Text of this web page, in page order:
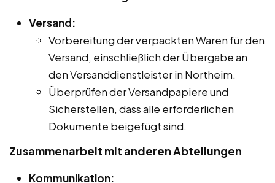
Versand:
Vorbereitung der verpackten Waren für den
Versand, einschließlich der Übergabe an
den Versanddienstleister in Northeim.
Überprüfen der Versandpapiere und
Sicherstellen, dass alle erforderlichen
Dokumente beigefügt sind.
Zusammenarbeit mit anderen Abteilungen
Kommunikation: